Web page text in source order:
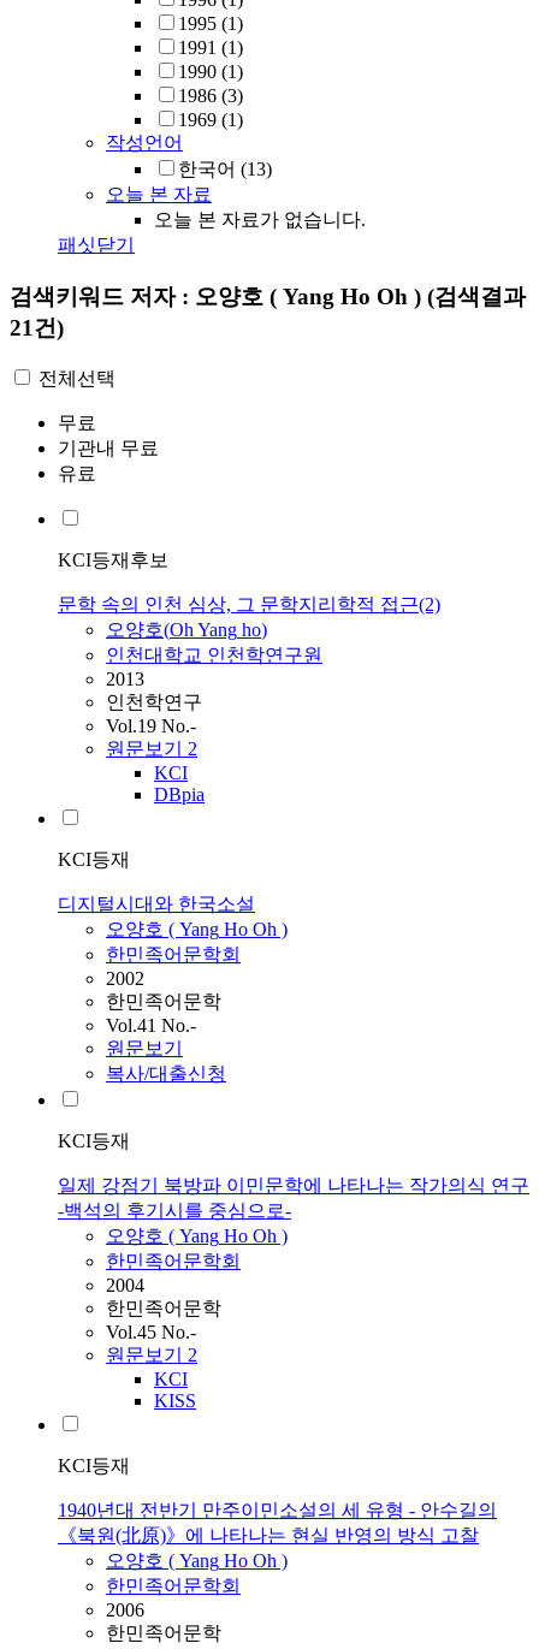
1995 (1)
1991 (1)
1990 (1)
1986 (3)
1969 (1)
작성언어
한국어 (13)
오늘 본 자료
오늘 본 자료가 없습니다.
패싯닫기
검색키워드 저자 : 오양호 ( Yang Ho Oh ) (검색결과
21건)
전체선택
무료
기관내 무료
유료
KCI등재후보
문학 속의 인천 심상, 그 문학지리학적 접근(2)
오양호(OhYang ho)
인천대학교 인천학연구원
2013
인천학연구
Vol.19 No.-
원문보기 2
KCI
DBpia
KCI등재
디지털시대와 한국소설
오양호 ( Yang Ho Oh )
한민족어문학회
2002
한민족어문학
Vol.41 No.-
원문보기
복사/대출신청
KCI등재
일제 강점기 북방파 이민문학에 나타나는 작가의식 연구
-백석의 후기시를 중심으로-
오양호 ( Yang Ho Oh )
한민족어문학회
2004
한민족어문학
Vol.45 No.-
원문보기 2
KCI
KISS
KCI등재
1940년대 전반기 만주이민소설의 세 유형 - 안수길의
《북원(北原)》에 나타나는 현실 반영의 방식 고찰
오양호 ( Yang Ho Oh )
한민족어문학회
2006
한민족어문학